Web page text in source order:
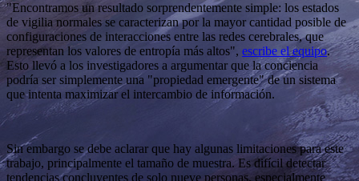
"Encontramos un resultado sorprendentemente simple: los estados
de vigilia normales se caracterizan por la mayor cantidad posible de
configuraciones de interacciones entre las redes cerebrales, que
representan los valores de entropía más altos", escribe el equipo.
Esto llevó a los investigadores a argumentar que la conciencia
podría ser simplemente una "propiedad emergente" de un sistema
que intenta maximizar el intercambio de información.
Sin embargo se debe aclarar que hay algunas limitaciones para este
trabajo, principalmente el tamaño de muestra. Es difícil detectar
tendencias concluyentes de solo nueve personas, especialmente